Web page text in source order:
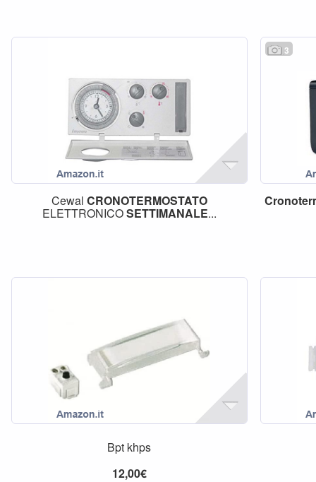
Cewal CRONOTERMOSTATO
ELETTRONICOSETTIMANALE...
3
Bpt khps
12,00€